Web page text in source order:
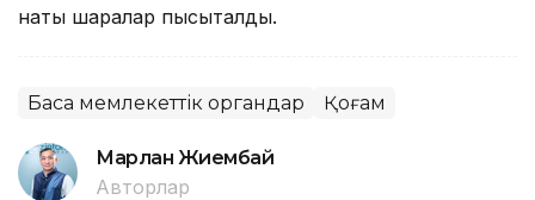
нақты шаралар пысықталды.
Басқа мемлекеттік органдар Қоғам
Марлан Жиембай
Авторлар